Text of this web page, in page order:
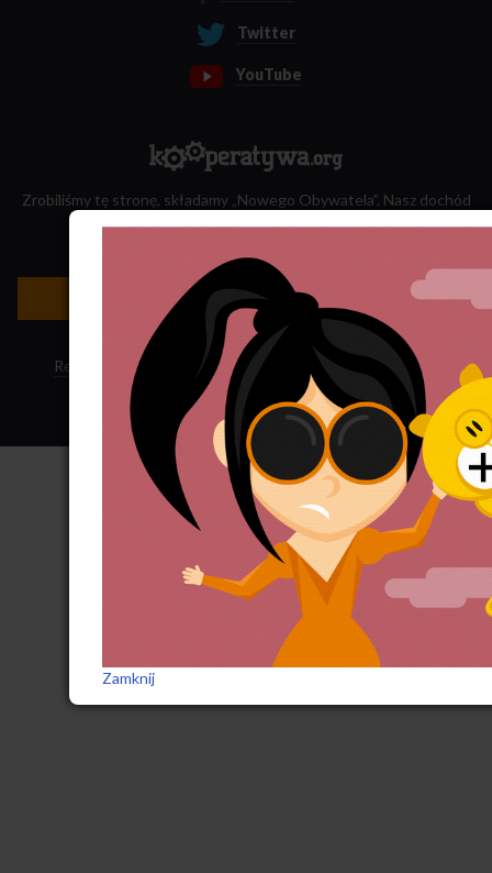
Twitter
YouTube
Zrobiliśmy tę stronę, składamy „Nowego Obywatela”. Nasz dochód
Newsletter »
Regulamin sklepu Polityka ciasteczek · Subskrypcja RSS
Zamknij